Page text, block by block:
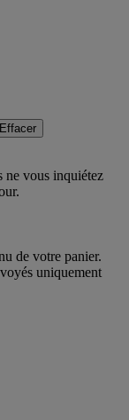
Effacer
ne vous inquiétez
de votre panier.
uniquement